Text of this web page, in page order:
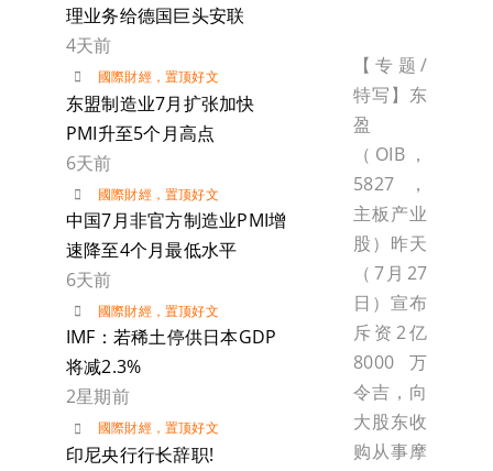
理业务给德国巨头安联
4天前
國際財經， 置顶好文
东盟制造业7月扩张加快
PMI升至5个月高点
6天前
國際財經， 置顶好文
中国7月非官方制造业PMI增
速降至4个月最低水平
6天前
國際財經， 置顶好文
IMF：若稀土停供日本GDP
将减2.3%
2星期前
國際財經， 置顶好文
印尼央行行长辞职!
【专题/
特写】东
盈
（OIB，
5827，
主板产业
股）昨天
（7月27
日）宣布
斥资2亿
8000万
令吉，向
大股东收
购从事摩